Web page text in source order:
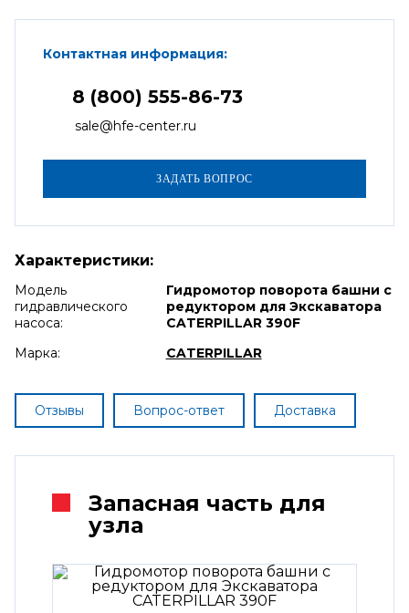
Контактная информация:
8 (800) 555-86-73
sale@hfe-center.ru
Характеристики:
Модель
гидравлического
насоса:
Гидромотор поворота башни с
редуктором для Экскаватора
CATERPILLAR 390F
Марка:
CATERPILLAR
Отзывы Вопрос-ответ Доставка
Запасная часть для
узла